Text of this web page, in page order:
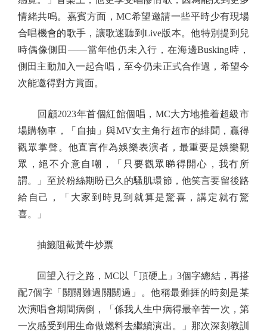
情緒共鳴。嘉賓方面，MC希望邀請一些平時少有現場
合唱機會的歌手，讓歌迷聽到Live版本。他特別提到兒
時偶像側田——當年他仍未入行，在海邊Busking時，
側田主動加入一起合唱，至今仍未正式合作過，希望今
次能邀得對方賞面。
回顧2023年首個紅館個唱，MC大方地推着超級市
場購物車，「自抽」與MV女主角行超市的緋聞，贏得
觀眾掌聲。他直言作為娛樂表演者，最重要是娛樂觀
眾，絕不介意自嘲，「只要觀眾睇得開心，我冇所
謂。」至於粉絲期盼已久的騷肌環節，他笑言要留後路
給自己，「大家到時見到就算是驚喜，講定就冇驚
喜。」
抽籤阻截黃牛炒票
回望入行之路，MC以「頂硬上」3個字總結，再搭
配7個字「關關難過關關過」。他稱最難捱的時刻是某
次演唱會期間病倒，「係我人生中病得最辛苦一次，第
一次感受到用生命做燃料去繼續演出。」那次深刻教訓